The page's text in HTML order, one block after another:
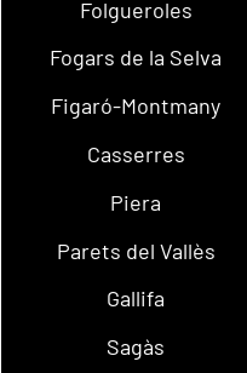
Folgueroles
Fogars de la Selva
Figaró-Montmany
Casserres
Piera
Parets del Vallès
Gallifa
Sagàs